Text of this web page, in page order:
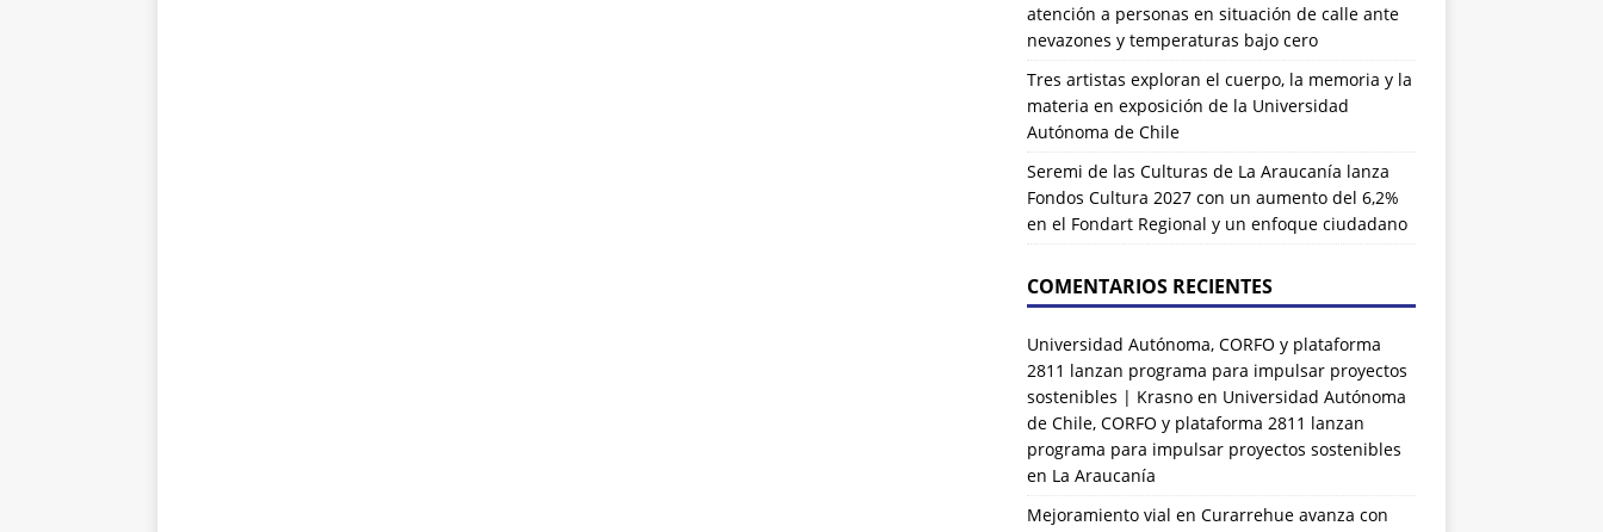
atención a personas en situación de calle ante
nevazones y temperaturas bajo cero
Tres artistas exploran el cuerpo, la memoria y la
materia en exposición de la Universidad
Autónoma de Chile
Seremi de las Culturas de La Araucanía lanza
Fondos Cultura 2027 con un aumento del 6,2%
en el Fondart Regional y un enfoque ciudadano
COMENTARIOS RECIENTES
Universidad Autónoma, CORFO y plataforma
2811 lanzan programa para impulsar proyectos
sostenibles | Krasnoen Universidad Autónoma
de Chile, CORFO y plataforma 2811 lanzan
programa para impulsar proyectos sostenibles
en La Araucanía
Mejoramiento vial en Curarrehue avanza con